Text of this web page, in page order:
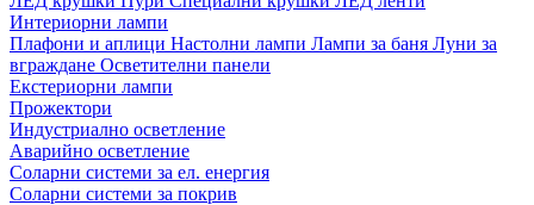
Интериорни лампи
Плафони и аплици Настолни лампи Лампи за баня Луни за
вграждане Осветителни панели
Екстериорни лампи
Прожектори
Индустриално осветление
Аварийно осветление
Соларни системи за ел. енергия
Соларни системи за покрив